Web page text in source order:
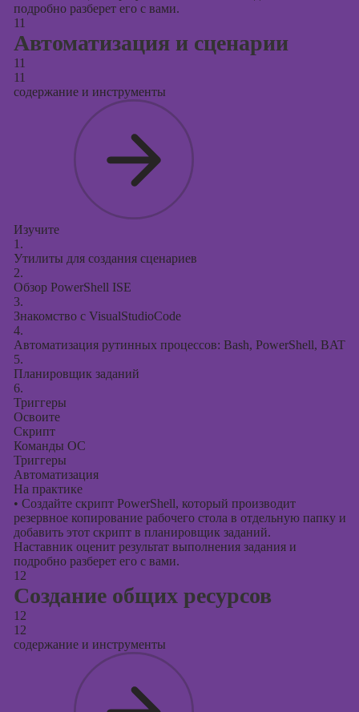
подробно разберет его с вами.
11
Автоматизация и сценарии
11
11
содержание и инструменты
Изучите
1.
Утилиты для создания сценариев
2.
Обзор PowerShell ISE
3.
Знакомство с VisualStudioCode
4.
Автоматизация рутинных процессов: Bash, PowerShell, BAT
5.
Планировщик заданий
6.
Триггеры
Освоите
Скрипт
Команды ОС
Триггеры
Автоматизация
На практике
• Создайте скрипт PowerShell, который производит
резервное копирование рабочего стола в отдельную папку и
добавить этот скрипт в планировщик заданий.
Наставник оценит результат выполнения задания и
подробно разберет его с вами.
12
Создание общих ресурсов
12
12
содержание и инструменты